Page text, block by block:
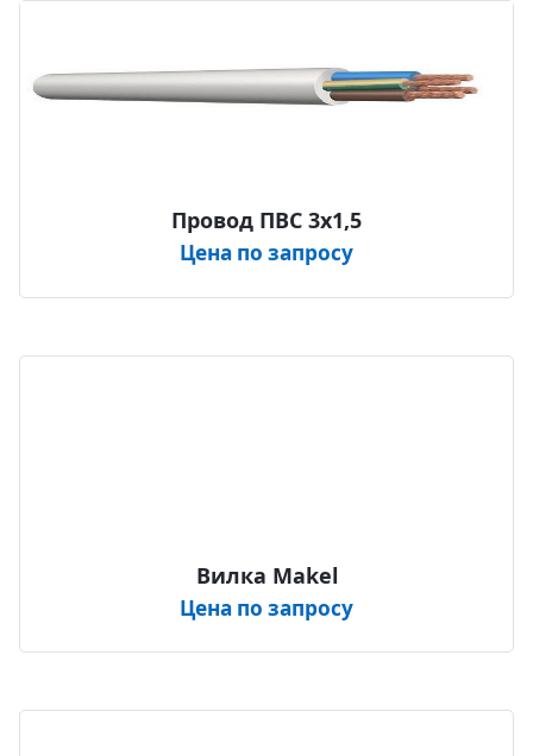
Провод ПВС 3х1,5
Цена по запросу
Вилка Makel
Цена по запросу